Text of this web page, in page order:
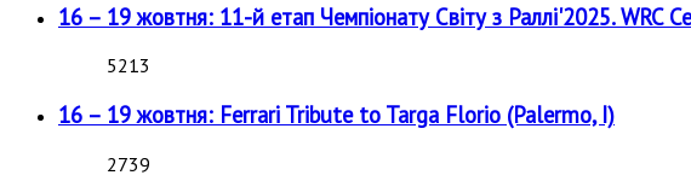
16 – 19 жовтня: 11-й етап Чемпіонату Світу з Раллі'2025.
5213
16 – 19 жовтня: Ferrari Tribute to Targa Florio (Palermo, I)
2739